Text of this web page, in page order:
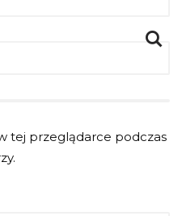
tej przeglądarce podczas